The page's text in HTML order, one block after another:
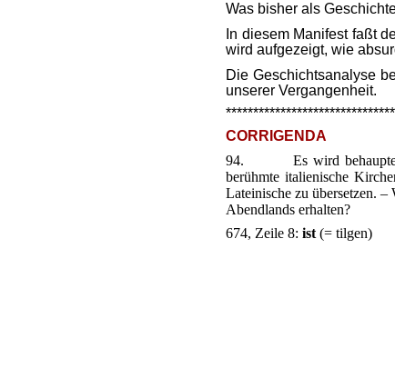
Was bisher als
In diesem Manifest faßt
wird aufgezeigt, wie
Die Geschichtsanalyse
unserer Vergangenheit.
CORRIGENDA
94.
Es wird
berühmte italienische
Lateinische zu übersetzen.
Abendlands erhalten?
674, Zeile 8: ist (= tilgen)